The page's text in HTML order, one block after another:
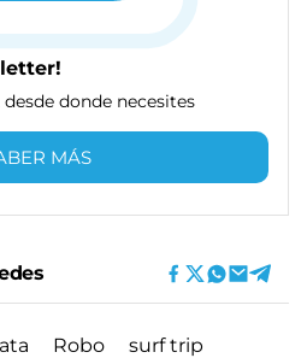
donde necesites
MÁS
Robo surf trip